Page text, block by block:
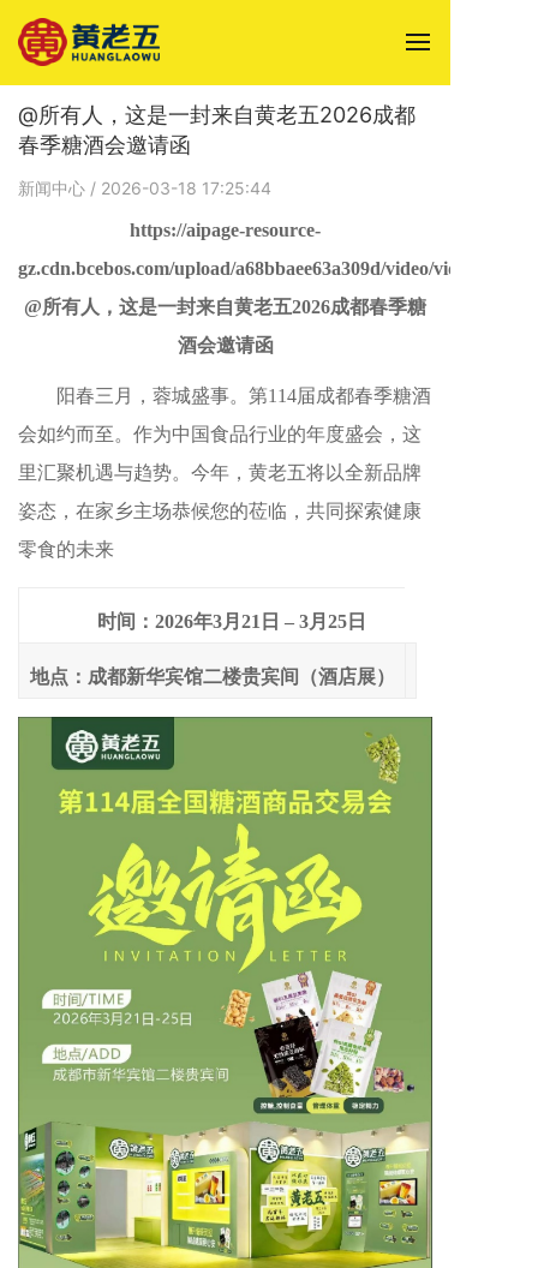
@所有人，这是一封来自黄老五2026成都
春季糖酒会邀请函
新闻中心 / 2026-03-18 17:25:44
https://aipage-resource-
gz.cdn.bcebos.com/upload/a68bbaee63a309d/video/
@所有人，这是一封来自黄老五2026成都春季糖
酒会邀请函
阳春三月，蓉城盛事。第114届成都春季糖酒
会如约而至。作为中国食品行业的年度盛会，这
里汇聚机遇与趋势。今年，黄老五将以全新品牌
姿态，在家乡主场恭候您的莅临，共同探索健康
零食的未来
时间：2026年3月21日 – 3月25日
地点：成都新华宾馆二楼贵宾间（酒店展）